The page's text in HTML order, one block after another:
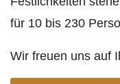
für 10 bis 230
Wir freuen uns auf